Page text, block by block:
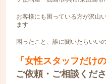
お客様にも困っている方が沢山
ます
困ったこと、誰に聞いたらいい
「 女性スタッフだけ
ご依頼・ご相談くだ